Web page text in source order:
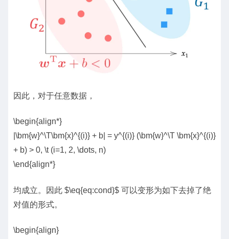
因此，对于任意数据，
\begin{align*}
|\bm{w}^\T\bm{x}^{(i)} + b| = y^{(i)} (\bm{w}^\T \bm{x}^{(i)}
+ b) > 0, \t (i=1, 2, \dots, n)
\end{align*}
均成立。因此 $\eq{eq:cond}$ 可以变形为如下去掉了绝
对值的形式。
\begin{align}